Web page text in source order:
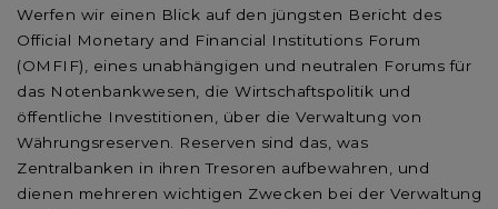
Werfen wir einen Blick auf den jüngsten Bericht des
Official Monetary and Financial Institutions Forum
(OMFIF), eines unabhängigen und neutralen Forums für
das Notenbankwesen, die Wirtschaftspolitik und
öffentliche Investitionen, über die Verwaltung von
Währungsreserven. Reserven sind das, was
Zentralbanken in ihren Tresoren aufbewahren, und
dienen mehreren wichtigen Zwecken bei der Verwaltung